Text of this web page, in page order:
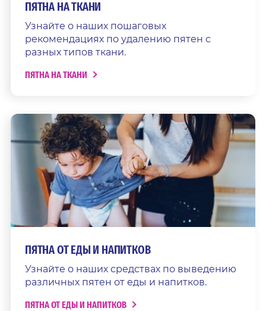
ПЯТНА НА ТКАНИ
Узнайте о наших пошаговых
рекомендациях по удалению пятен с
разных типов ткани.
ПЯТНА НА ТКАНИ
ПЯТНА ОТ ЕДЫ И НАПИТКОВ
Узнайте о наших средствах по выведению
различных пятен от еды и напитков.
ПЯТНА ОТ ЕДЫ И НАПИТКОВ